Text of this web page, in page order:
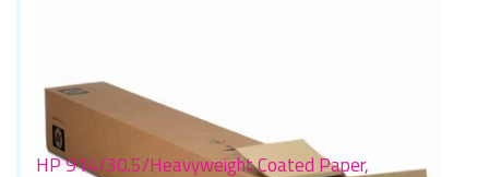
HP 914/30.5/Heavyweight Coated Paper,